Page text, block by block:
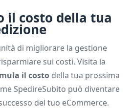
il costo della tua
di migliorare la gestione
sui costi. Visita la
il costo della tua prossima
SpedireSubito può diventare
del tuo eCommerce.